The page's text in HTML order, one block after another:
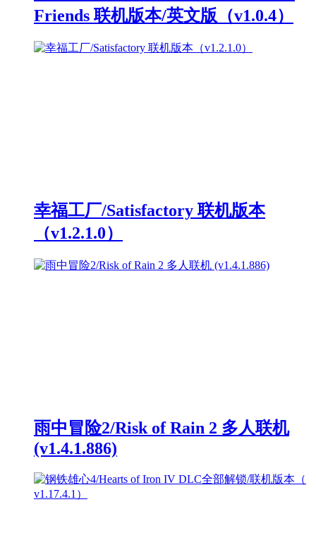
Friends 联机版本/英文版（v1.0.4）
幸福工厂/Satisfactory 联机版本
（v1.2.1.0）
雨中冒险2/Risk of Rain 2 多人联机
(v1.4.1.886)